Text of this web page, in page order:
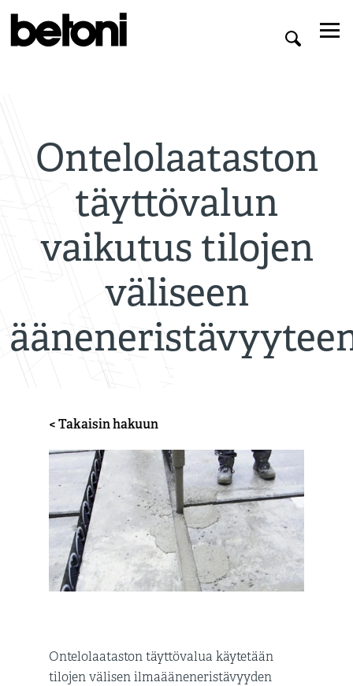
Ontelolaataston
täyttövalun
vaikutus tilojen
väliseen
< Takaisin hakuun
Ontelolaataston täyttövalua käytetään
tilojen välisen ilmaääneneristävyyden